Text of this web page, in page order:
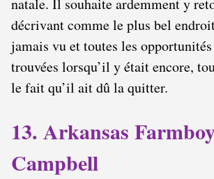
décrivant comme le plus bel
jamais vu et toutes les
trouvées lorsqu’il y était encore,
le fait qu’il ait dû la quitter.
13. Arkansas
Campbell